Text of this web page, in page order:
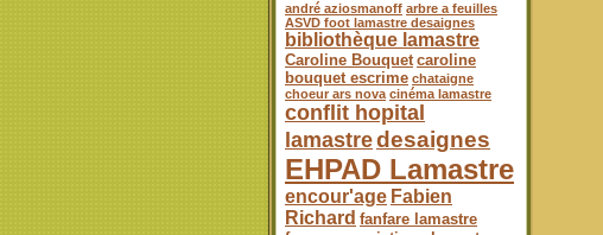
andré aziosmanoff arbre a feuilles
ASVD foot lamastre desaignes
bibliothèque lamastre
Caroline Bouquet caroline
bouquet escrime chataigne
choeur ars nova cinéma lamastre
conflit hopital
lamastredesaignes
EHPAD Lamastre
encour'age Fabien
Richard fanfare lamastre